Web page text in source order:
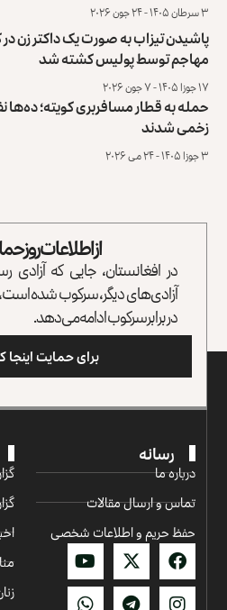
۳ سرطان ۱۴۰۵ - ۲۴ جون ۲۰۲۶
پاشیدن تیزاب به صورت یک داکتر زن در
مهاجم توسط پولیس کشته شد
۱۷ جوزا ۱۴۰۵ - ۷ جون ۲۰۲۶
حمله به قطار مسافربری کویته؛ ده‌ها
زخمی شدند
۳ جوزا ۱۴۰۵ - ۲۴ می ۲۰۲۶
از اطلاعات روز
در افغانستان، جایی که آزادی
آزادی‌های دیگر، سرکوب شده است،
در برابر سرکوب ادامه می‌دهد.
برای حمایت اینجا
رسانه
درباره ما
تماس و ارسال مقالات
حفظ حریم و اطلاعات شخصی